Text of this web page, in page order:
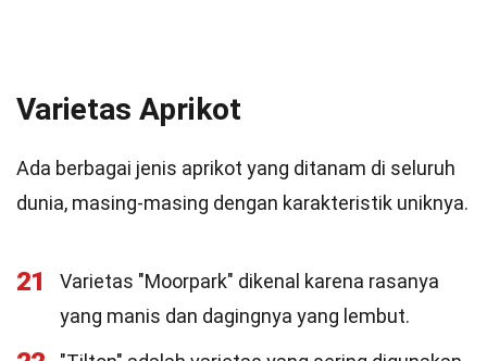
Varietas Aprikot
Ada berbagai jenis aprikot yang ditanam di seluruh
dunia, masing-masing dengan karakteristik uniknya.
21
Varietas "Moorpark" dikenal karena rasanya
yang manis dan dagingnya yang lembut.